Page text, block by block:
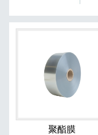
聚酯膜